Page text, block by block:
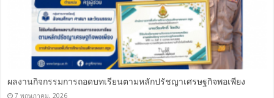
ผลงานกิจกรรมการถอดบทเรียนตามหลักปรัชญาเศรษฐกิจพอเพียง
7 พฤษภาคม, 2026